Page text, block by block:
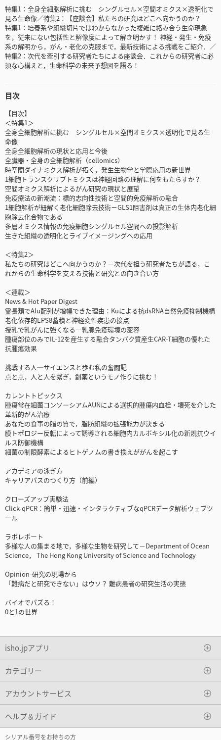
特集1：全身全細胞解析に挑む シングルセル×空間オミクス×透明化で
見る生命像／特集2：【座談会】私たちの研究はどこへ向かうのか？
特集1：培養系や組織切片ではわからなかった複雑に絡み合う生命現象
を，従来にない包括性と解像度によって解き明かす！ 神経・発生・免疫
系の解明から，がん・老化の克服まで，最新技術による挑戦をご紹介．／
特集2：次代を牽引する研究者たちによる座談会．これからの研究者に必
須な心構えと，生命科学の未来予想図を語る！
目次
【目次】
＜特集1＞
全身全細胞解析に挑む シングルセル×空間オミクス×透明化で見る生
命像
全身全細胞解析の現状と応用と今後
全臓器・全身の全細胞解析（cellomics）
時空間ダイナミクス解析が拓く，発生生物学と学際応用の新世界
1細胞トランスクリプトミクスは神経回路の理解に何をもたらすか？
空間オミクス解析によるがん研究の現状と展望
免疫療法の新潮流：標的志向性技術と空間的免疫解析の融合
1細胞解析が紐解く老化細胞除去技術－GLS1阻害剤は真正の生体内老化細
胞除去化合物である
多層オミクス情報の免疫細胞シングルセル空間への投影解析
生きた組織の透明化とライブイメージングへの応用
＜特集2＞
私たちの研究はどこへ向かうのか？－次代を担う研究者たちが語る，こ
れからの生命科学を支える技術と研究との向き合い方
＜連載＞
News & Hot Paper Digest
霊長類でAlu配列が増幅できた理由：Kuによる抗dsRNA自然免疫抑制機構
老化依存的EPS8蓄積と神経変性疾患の接点
授乳で乳がんに強くなる―乳腺免疫環境の変容
腫瘍部位のみでIL-12を産生する融合タンパク質産生CAR-T細胞の優れた
抗腫瘍効果
挑戦する人─サイエンスと歩む私の奮闘記
点と点，人と人を繋ぎ，創薬というモノ作りに挑む！
カレントトピックス
腫瘍常在細菌コンソーシアムAUNによる選択的腫瘍内血栓・壊死を介した
革新的がん治療
あなたの食事の脂の質で，脂肪組織の拡張能力が決まる
膜トポロジー反転によって誘導される細胞内カルボキシル化の新規抗ウイ
ルス防御機構
細菌の制限酵素によるヒトゲノムの書き換えががんを起こす
アカデミアの泳ぎ方
キャリアパスのつくり方（前編）
クローズアップ実験法
Click-qPCR：簡単・迅速・インタラクティブなqPCRデータ解析ウェブツ
ール
ラボレポート
多様な人の集まる地で，多様な生物を研究して－Department of Ocean
Science， The Hong Kong University of Science and Technology
Opinion-研究の現場から
「難病だと研究できない」はウソ？ 難病患者の研究生活の実態
バイオでパズる！
0と1の世界
isho.jpアプリ
カテゴリー
アカウントサービス
ヘルプ＆ガイド
シリアル番号をお持ちの方